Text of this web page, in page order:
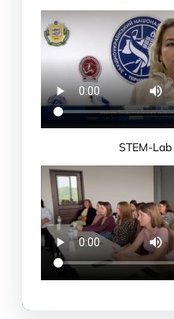
STEM-Lab